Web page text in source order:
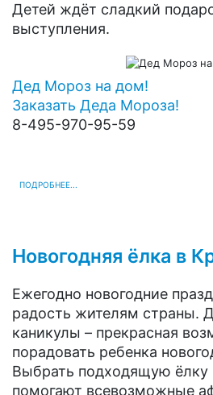
Детей ждёт сладкий
выступления.
Дед Мороз на дом!
Заказать Деда Мороза!
8-495-970-95-59
ПОДРОБНЕЕ...
Новогодняя ёлка в
Ежегодно новогодние
радость жителям страны.
каникулы – прекрасная
порадовать ребенка
Выбрать подходящую ёлку
помогают всевозможные